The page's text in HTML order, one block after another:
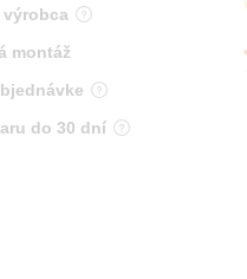
výrobca
montáž
do 30 dní